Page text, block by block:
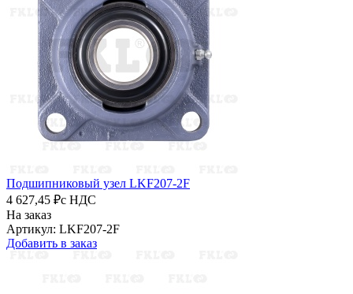
Подшипниковый узел LKF207-2F
4 627,45 ₽с НДС
На заказ
Артикул: LKF207-2F
Добавить в заказ